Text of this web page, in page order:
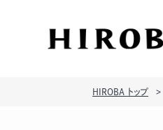
HIROBA トップ